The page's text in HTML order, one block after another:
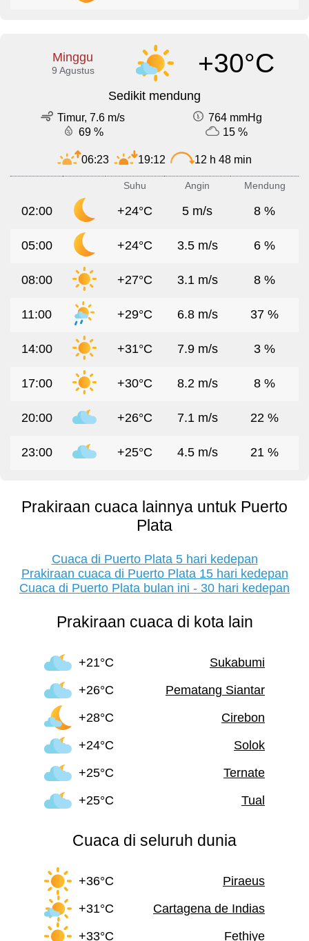
Minggu
9 Agustus +30°C
Sedikit mendung
Timur, 7.6 m/s
764 mmHg
69 %
15 %
06:23 19:12 12 h 48 min
Suhu Angin Mendung
02:00 +24°C 5 m/s 8 %
05:00 +24°C 3.5 m/s 6 %
08:00 +27°C 3.1 m/s 8 %
11:00 +29°C 6.8 m/s 37 %
14:00 +31°C 7.9 m/s 3 %
17:00 +30°C 8.2 m/s 8 %
20:00 +26°C 7.1 m/s 22 %
23:00 +25°C 4.5 m/s 21 %
Prakiraan cuaca lainnya untuk Puerto
Plata
Cuaca di Puerto Plata 5 hari kedepan
Prakiraan cuaca di Puerto Plata 15 hari kedepan
Cuaca di Puerto Plata bulan ini - 30 hari kedepan
Prakiraan cuaca di kota lain
+21°C
Sukabumi
+26°C
Pematang Siantar
+28°C
Cirebon
+24°C
Solok
+25°C
Ternate
+25°C
Tual
Cuaca di seluruh dunia
+36°C
Piraeus
+31°C
Cartagena de Indias
+33°C
Fethiye